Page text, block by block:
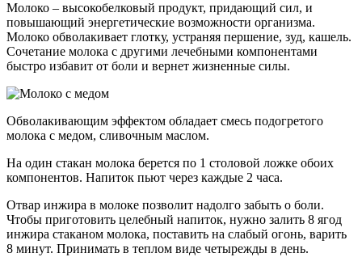
Молоко – высокобелковый продукт, придающий сил, и
повышающий энергетические возможности организма.
Молоко обволакивает глотку, устраняя першение, зуд, кашель.
Сочетание молока с другими лечебными компонентами
быстро избавит от боли и вернет жизненные силы.
Обволакивающим эффектом обладает смесь подогретого
молока с медом, сливочным маслом.
На один стакан молока берется по 1 столовой ложке обоих
компонентов. Напиток пьют через каждые 2 часа.
Отвар инжира в молоке позволит надолго забыть о боли.
Чтобы приготовить целебный напиток, нужно залить 8 ягод
инжира стаканом молока, поставить на слабый огонь, варить
8 минут. Принимать в теплом виде четырежды в день.